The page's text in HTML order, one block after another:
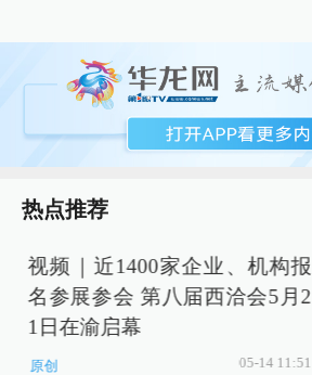
热点推荐
视频｜近1400家企业、机构报
名参展参会 第八届西洽会5月2
1日在渝启幕
原创 05-14 11:51